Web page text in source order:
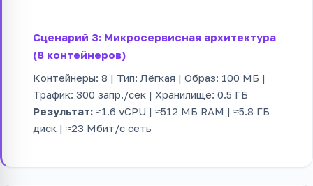
Сценарий 3: Микросервисная архитектура
(8 контейнеров)
Контейнеры: 8 | Тип: Лёгкая | Образ: 100 МБ |
Трафик: 300 запр./сек | Хранилище: 0.5 ГБ
Результат: ≈1.6 vCPU | ≈512 МБ RAM | ≈5.8 ГБ
диск | ≈23 Мбит/с сеть